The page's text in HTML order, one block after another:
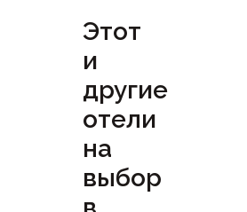
Этот
и
другие
отели
на
выбор